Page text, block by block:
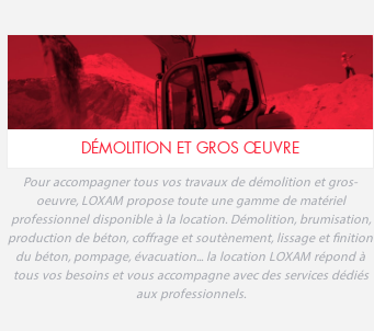
DÉMOLITION ET GROS ŒUVRE
Pour accompagner tous vos travaux de démolition et gros-
oeuvre, LOXAM propose toute une gamme de matériel
professionnel disponible à la location. Démolition, brumisation,
production de béton, coffrage et soutènement, lissage et finition
du béton, pompage, évacuation... la location LOXAM répond à
tous vos besoins et vous accompagne avec des services dédiés
aux professionnels.